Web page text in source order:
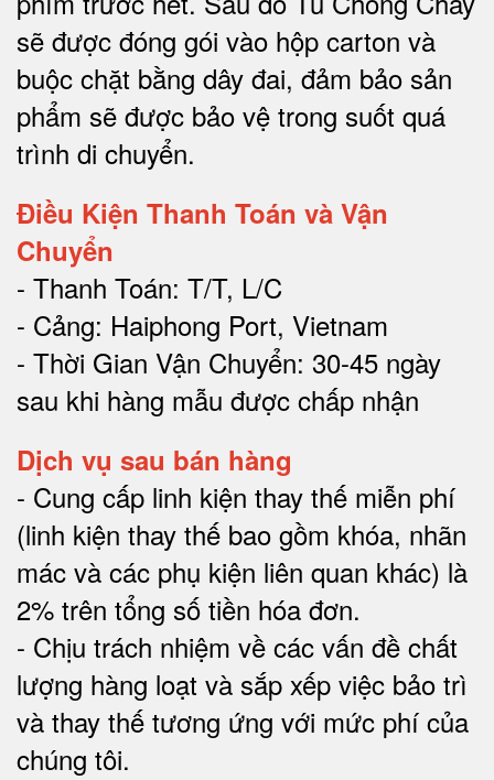
sẽ được đóng gói vào hộp carton và
buộc chặt bằng dây đai, đảm bảo sản
phẩm sẽ được bảo vệ trong suốt quá
trình di chuyển.
Điều Kiện Thanh Toán và Vận
Chuyển
- Thanh Toán: T/T, L/C
- Cảng: Haiphong Port, Vietnam
- Thời Gian Vận Chuyển: 30-45 ngày
sau khi hàng mẫu được chấp nhận
Dịch vụ sau bán hàng
- Cung cấp linh kiện thay thế miễn phí
(linh kiện thay thế bao gồm khóa, nhãn
mác và các phụ kiện liên quan khác) là
2% trên tổng số tiền hóa đơn.
- Chịu trách nhiệm về các vấn đề chất
lượng hàng loạt và sắp xếp việc bảo trì
và thay thế tương ứng với mức phí của
chúng tôi.